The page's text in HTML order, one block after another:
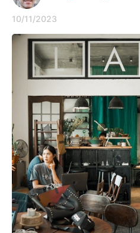
10/11/2023